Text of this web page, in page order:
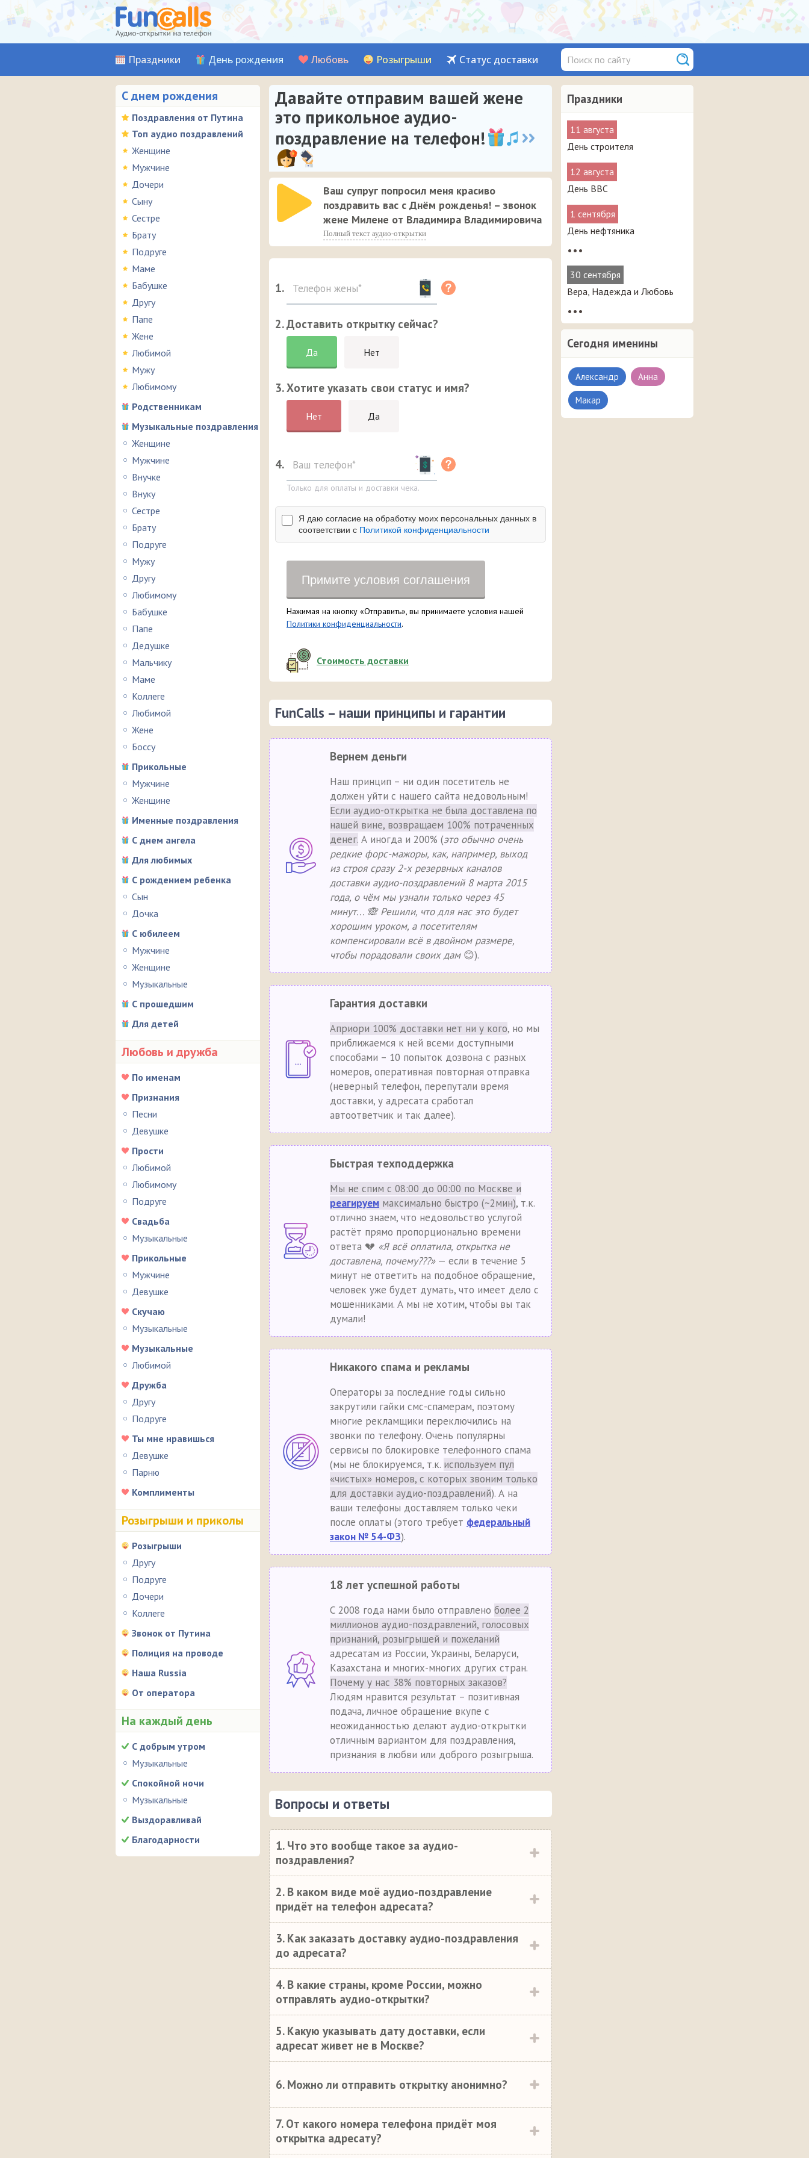
Праздники День рождения Любовь Розыгрыши Статус доставки
С днем рождения
Поздравления от Путина
Топ аудио поздравлений
Женщине
Мужчине
Дочери
Сыну
Сестре
Брату
Подруге
Маме
Бабушке
Другу
Папе
Жене
Любимой
Мужу
Любимому
Родственникам
Музыкальные поздравления
Женщине
Мужчине
Внучке
Внуку
Сестре
Брату
Подруге
Мужу
Другу
Любимому
Бабушке
Папе
Дедушке
Мальчику
Маме
Коллеге
Любимой
Жене
Боссу
Прикольные
Мужчине
Женщине
Именные поздравления
С днем ангела
Для любимых
С рождением ребенка
Сын
Дочка
С юбилеем
Мужчине
Женщине
Музыкальные
С прошедшим
Для детей
Любовь и дружба
По именам
Признания
Песни
Девушке
Прости
Любимой
Любимому
Подруге
Свадьба
Музыкальные
Прикольные
Мужчине
Девушке
Скучаю
Музыкальные
Музыкальные
Любимой
Дружба
Другу
Подруге
Ты мне нравишься
Девушке
Парню
Комплименты
Розыгрыши и приколы
Розыгрыши
Другу
Подруге
Дочери
Коллеге
Звонок от Путина
Полиция на проводе
Наша Russia
От оператора
На каждый день
С добрым утром
Музыкальные
Спокойной ночи
Музыкальные
Выздоравливай
Благодарности
Праздники
11 августа
День строителя
12 августа
День ВВС
1 сентября
День нефтяника
•••
30 сентября
Вера, Надежда и Любовь
•••
Сегодня именины
Александр Анна
Макар
Давайте отправим вашей жене
это прикольное аудио-
поздравление на телефон!
Ваш супруг попросил меня красиво
поздравить вас с Днём рожденья! – звонок
жене Милене от Владимира Владимировича
Полный текст аудио-открытки
1.
2. Доставить открытку сейчас?
Да Нет
3. Хотите указать свои статус и имя?
Нет Да
4.
Только для оплаты и доставки чека.
Я даю согласие на обработку моих персональных данных в
соответствии с Политикой конфиденциальности
Примите условия соглашения
Нажимая на кнопку «Отправить», вы принимаете условия нашей
Политики конфиденциальности.
Стоимость доставки
FunCalls – наши принципы и гарантии
Вернем деньги
Наш принцип – ни один посетитель не
должен уйти с нашего сайта недовольным!
Если аудио-открытка не была доставлена по
нашей вине, возвращаем 100% потраченных
денег. А иногда и 200% (это обычно очень
редкие форс-мажоры, как, например, выход
из строя сразу 2-х резервных каналов
доставки аудио-поздравлений 8 марта 2015
года, о чём мы узнали только через 45
минут... 🙈 Решили, что для нас это будет
хорошим уроком, а посетителям
компенсировали всё в двойном размере,
чтобы порадовали своих дам😊).
Гарантия доставки
Априори 100% доставки нет ни у кого, но мы
приближаемся к ней всеми доступными
способами – 10 попыток дозвона с разных
номеров, оперативная повторная отправка
(неверный телефон, перепутали время
доставки, у адресата сработал
автоответчик и так далее).
Быстрая техподдержка
Мы не спим с 08:00 до 00:00 по Москве и
реагируем максимально быстро (~2мин), т.к.
отлично знаем, что недовольство услугой
растёт прямо пропорционально времени
ответа 💔 «Я всё оплатила, открытка не
доставлена, почему???»— если в течение 5
минут не ответить на подобное обращение,
человек уже будет думать, что имеет дело с
мошенниками. А мы не хотим, чтобы вы так
думали!
Никакого спама и рекламы
Операторы за последние годы сильно
закрутили гайки смс-спамерам, поэтому
многие рекламщики переключились на
звонки по телефону. Очень популярны
сервисы по блокировке телефонного спама
(мы не блокируемся, т.к. используем пул
«чистых» номеров, с которых звоним только
для доставки аудио-поздравлений). А на
ваши телефоны доставляем только чеки
после оплаты (этого требует федеральный
закон № 54-ФЗ).
18 лет успешной работы
С 2008 года нами было отправлено более 2
миллионов аудио-поздравлений, голосовых
признаний, розыгрышей и пожеланий
адресатам из России, Украины, Беларуси,
Казахстана и многих-многих других стран.
Почему у нас 38% повторных заказов?
Людям нравится результат – позитивная
подача, личное обращение вкупе с
неожиданностью делают аудио-открытки
отличным вариантом для поздравления,
признания в любви или доброго розыгрыша.
Вопросы и ответы
1. Что это вообще такое за аудио-
поздравления?
2. В каком виде моё аудио-поздравление
придёт на телефон адресата?
3. Как заказать доставку аудио-поздравления
до адресата?
4. В какие страны, кроме России, можно
отправлять аудио-открытки?
5. Какую указывать дату доставки, если
адресат живет не в Москве?
6. Можно ли отправить открытку анонимно?
7. От какого номера телефона придёт моя
открытка адресату?